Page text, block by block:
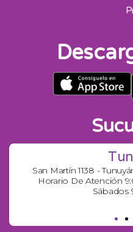
San Martín 1138 -
Horario De Atención
Sábados